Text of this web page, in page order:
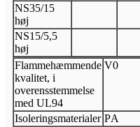
NS35/15
høj
NS15/5,5
høj
Flammehæmmende
kvalitet, i
overensstemmelse
med UL94
V0
Isoleringsmaterialer PA